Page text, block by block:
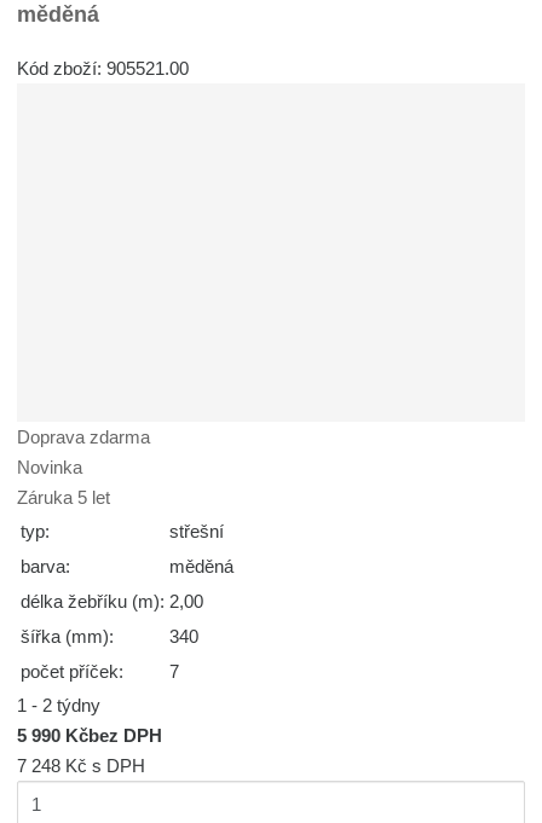
měděná
Kód zboží: 905521.00
Doprava zdarma
Novinka
Záruka 5 let
typ:
střešní
barva:
měděná
délka žebříku (m): 2,00
šířka (mm):
340
počet příček:
7
1 - 2 týdny
5 990 Kčbez DPH
7 248 Kčs DPH